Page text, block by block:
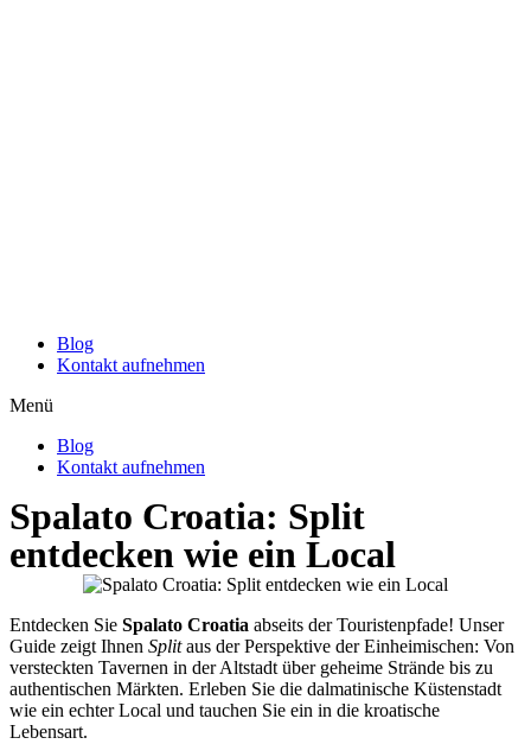
Blog
Kontakt aufnehmen
Menü
Blog
Kontakt aufnehmen
Spalato Croatia: Split
entdecken wie ein Local
Entdecken Sie Spalato Croatia abseits der Touristenpfade! Unser
Guide zeigt Ihnen Splitaus der Perspektive der Einheimischen: Von
versteckten Tavernen in der Altstadt über geheime Strände bis zu
authentischen Märkten. Erleben Sie die dalmatinische Küstenstadt
wie ein echter Local und tauchen Sie ein in die kroatische
Lebensart.